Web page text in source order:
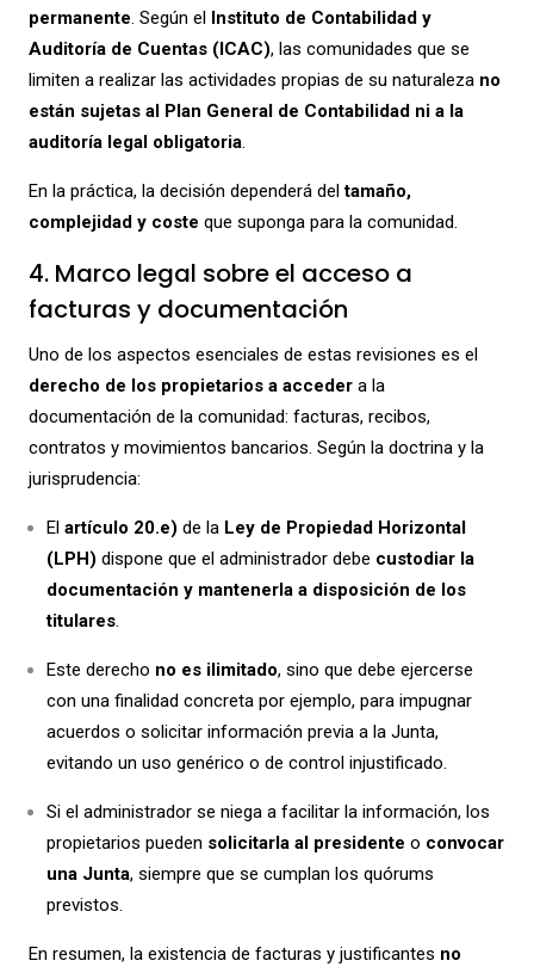
permanente. Según el
Instituto de Contabilidad y
Auditoría de Cuentas (ICAC), las comunidades que se
limiten a realizar las actividades propias de su naturaleza no
están sujetas al Plan General de Contabilidad ni a la
auditoría legal obligatoria.
En la práctica, la decisión dependerá deltamaño,
complejidad y coste que suponga para la comunidad.
4. Marco legal sobre el acceso a
facturas y documentación
Uno de los aspectos esenciales de estas revisiones es el
derecho de los propietarios a accedera la
documentación de la comunidad: facturas, recibos,
contratos y movimientos bancarios. Según la doctrina y la
jurisprudencia:
El artículo 20.e) de la Ley de Propiedad Horizontal
(LPH) dispone que el administrador debe custodiar la
documentación y mantenerla a disposición de los
titulares.
Este derecho no es ilimitado, sino que debe ejercerse
con una finalidad concreta por ejemplo, para impugnar
acuerdos o solicitar información previa a la Junta,
evitando un uso genérico o de control injustificado.
Si el administrador se niega a facilitar la información, los
propietarios pueden solicitarla al presidente o convocar
una Junta, siempre que se cumplan los quórums
previstos.
En resumen, la existencia de facturas y justificantes no